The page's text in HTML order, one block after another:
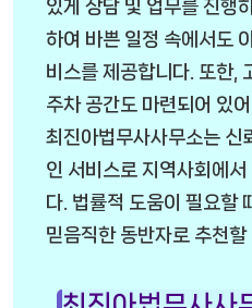
있게 상담 및 업무를 진행
하여 바쁜 일정 속에서도
비스를 제공합니다. 또한,
주차 공간도 마련되어 있
최진아법무사사무소는 신
인 서비스로 지역사회에서
다. 법률적 도움이 필요할
믿음직한 동반자로 추천할